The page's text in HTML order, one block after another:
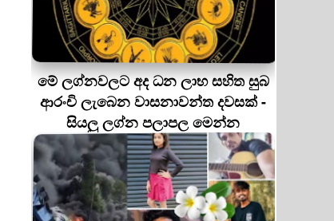
මේ ලග්නවලට අද ධන ලාභ සහිත සුබ
ආරංචි ලැබෙන වාසනාවන්ත දවසක් -
සියලු ලග්න පලාපල මෙන්න